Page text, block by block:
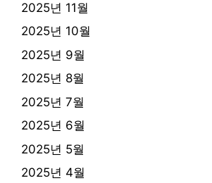
2025년 11월
2025년 10월
2025년 9월
2025년 8월
2025년 7월
2025년 6월
2025년 5월
2025년 4월